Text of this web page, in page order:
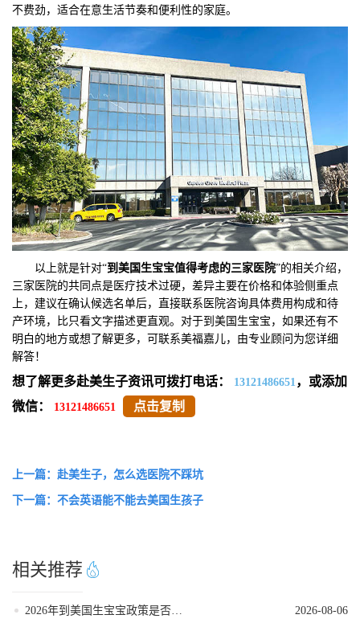
不费劲，适合在意生活节奏和便利性的家庭。
以上就是针对“到美国生宝宝值得考虑的三家医院”的相关介绍，
三家医院的共同点是医疗技术过硬，差异主要在价格和体验侧重点
上，建议在确认候选名单后，直接联系医院咨询具体费用构成和待
产环境，比只看文字描述更直观。对于到美国生宝宝，如果还有不
明白的地方或想了解更多，可联系美福嘉儿，由专业顾问为您详细
解答！
想了解更多赴美生子资讯可拨打电话： 13121486651 ，或添加
微信：
13121486651 点击复制
上一篇：赴美生子，怎么选医院不踩坑
下一篇：不会英语能不能去美国生孩子
相关推荐
2026-08-06